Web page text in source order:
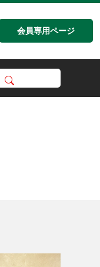
会員専用ページ